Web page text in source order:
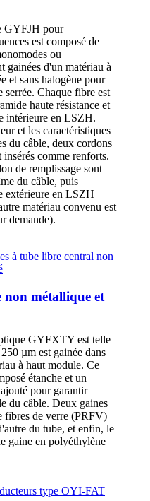
GYFJH pour
est composé de
ou
gainées d'un matériau à
et sans halogène pour
Chaque fibre est
haute résistance et
intérieure en LSZH.
et les caractéristiques
du câble, deux cordons
comme renforts.
de remplissage sont
du câble, puis
extérieure en LSZH
matériau convenu est
demande).
non métallique et
GYFXTY est telle
µm est gainée dans
à haut module. Ce
étanche et un
pour garantir
du câble. Deux gaines
fibres de verre (PRFV)
du tube, et enfin, le
gaine en polyéthylène